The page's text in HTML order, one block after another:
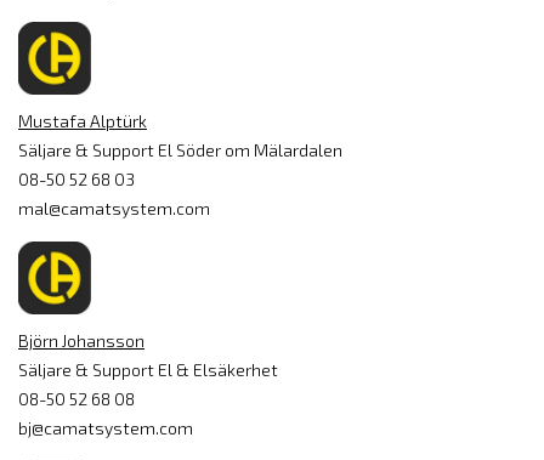
Mustafa Alptürk
Säljare & Support El Söder om Mälardalen
08-50 52 68 03
mal@camatsystem.com
Björn Johansson
Säljare & Support El & Elsäkerhet
08-50 52 68 08
bj@camatsystem.com